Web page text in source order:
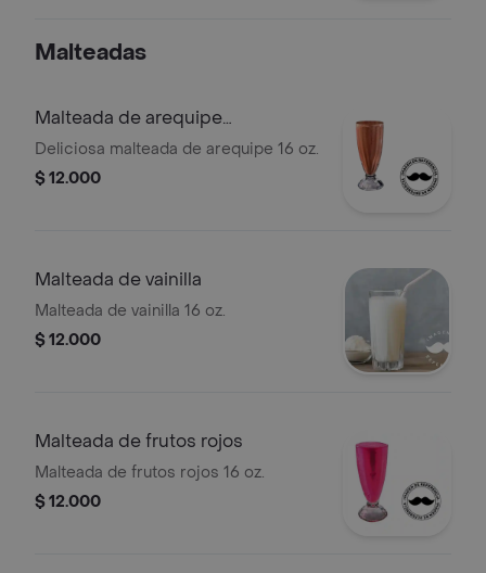
Malteadas
Malteada de arequipe
/Chocolate
Deliciosa malteada de arequipe 16 oz.
$ 12.000
Malteada de vainilla
Malteada de vainilla 16 oz.
$ 12.000
Malteada de frutos rojos
Malteada de frutos rojos 16 oz.
$ 12.000